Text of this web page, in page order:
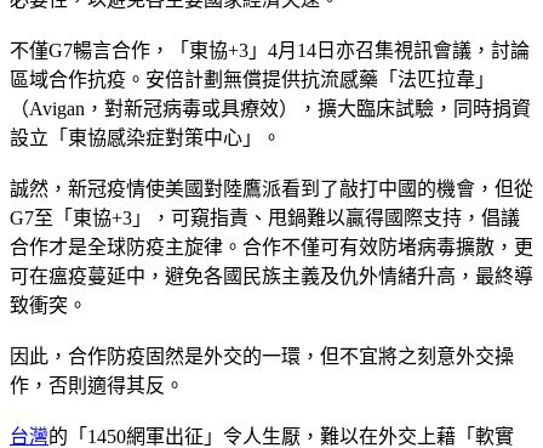
不僅G7暢言合作，「東協+3」4月14日亦召集視訊會議，討論
區域合作抗疫。安倍計劃無償提供抗流感藥「法匹拉韋」
（Avigan，對新冠病毒或具療效），擴大臨床試驗，同時捐資
設立「東協感染症對策中心」。
誠然，新冠疫情使美國對陸鷹派看到了敲打中國的機會，但從
G7至「東協+3」，可窺指責、甩鍋難以贏得國際支持，倡議
合作才是全球防疫主旋律。合作不僅可有效防堵病毒擴散，更
可在瘟疫蔓延中，避免各國民族主義及仇外情緒升高，最終導
致衝突。
因此，合作防疫固然是外交的一環，但不宜將之刻意外交操
作，否則適得其反。
台灣的「1450網軍出征」令人生厭，難以在外交上藉「軟實